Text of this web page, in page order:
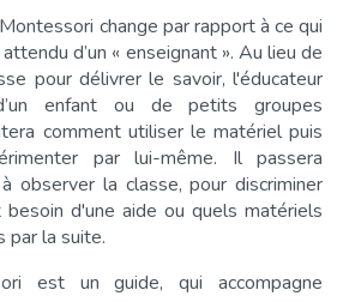
change par rapport à ce qui
d’un « enseignant ». Au lieu de
pour délivrer le savoir, l'éducateur
enfant ou de petits groupes
comment utiliser le matériel puis
par lui-même. Il passera
observer la classe, pour discriminer
d'une aide ou quels matériels
par la suite.
est un guide, qui accompagne